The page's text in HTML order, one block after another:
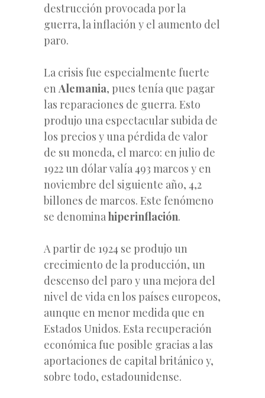
destrucción provocada por la
guerra, la inflación y el aumento del
paro.
La crisis fue especialmente fuerte
en Alemania, pues tenía que pagar
las reparaciones de guerra. Esto
produjo una espectacular subida de
los precios y una pérdida de valor
de su moneda, el marco: en julio de
1922 un dólar valía 493 marcos y en
noviembre del siguiente año, 4,2
billones de marcos. Este fenómeno
se denominahiperinflación.
A partir de 1924 se produjo un
crecimiento de la producción, un
descenso del paro y una mejora del
nivel de vida en los países europeos,
aunque en menor medida que en
Estados Unidos. Esta recuperación
económica fue posible gracias a las
aportaciones de capital británico y,
sobre todo, estadounidense.